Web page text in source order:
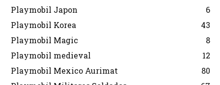
Playmobil Japon
6
Playmobil Korea
43
Playmobil Magic
8
Playmobil medieval
12
Playmobil Mexico Aurimat
80